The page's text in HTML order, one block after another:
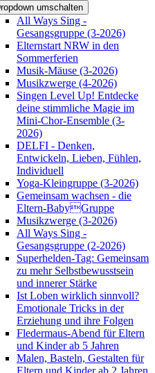
umschalten
All Ways Sing -
Gesangsgruppe (3-2026)
Elternstart NRW in den
Sommerferien
Musik-Mäuse (3-2026)
Musikzwerge (4-2026)
Singen Level Up! Entdecke
deine stimmliche Magie im
Mini-Chor-Ensemble (3-
2026)
DELFI - Denken,
Entwickeln, Lieben, Fühlen,
Individuell
Yoga-Kleingruppe (3-2026)
Gemeinsam wachsen - die
Eltern-BabyGruppe
Musikzwerge (3-2026)
All Ways Sing -
Gesangsgruppe (2-2026)
Superhelden-Tag: Gemeinsam
zu mehr Selbstbewusstsein
und innerer Stärke
Ist Loben wirklich sinnvoll?
Emotionale Tricks in der
Erziehung und ihre Folgen
Fledermaus-Abend für Eltern
und Kinder ab 5 Jahren
Malen, Basteln, Gestalten für
Eltern und Kinder ab 2 Jahren